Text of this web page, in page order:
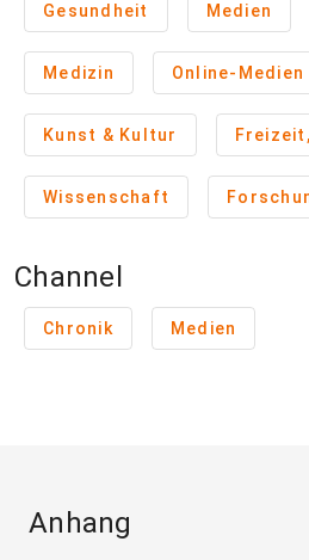
Gesundheit Medien
Medizin Online-Medien
Kunst & Kultur
Wissenschaft
Channel
Chronik Medien
Anhang